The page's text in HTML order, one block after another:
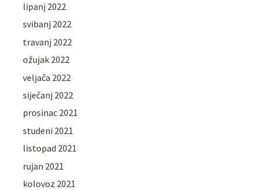
lipanj 2022
svibanj 2022
travanj 2022
ožujak 2022
veljača 2022
siječanj 2022
prosinac 2021
studeni 2021
listopad 2021
rujan 2021
kolovoz 2021